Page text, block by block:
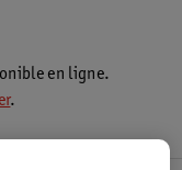
en ligne.
.